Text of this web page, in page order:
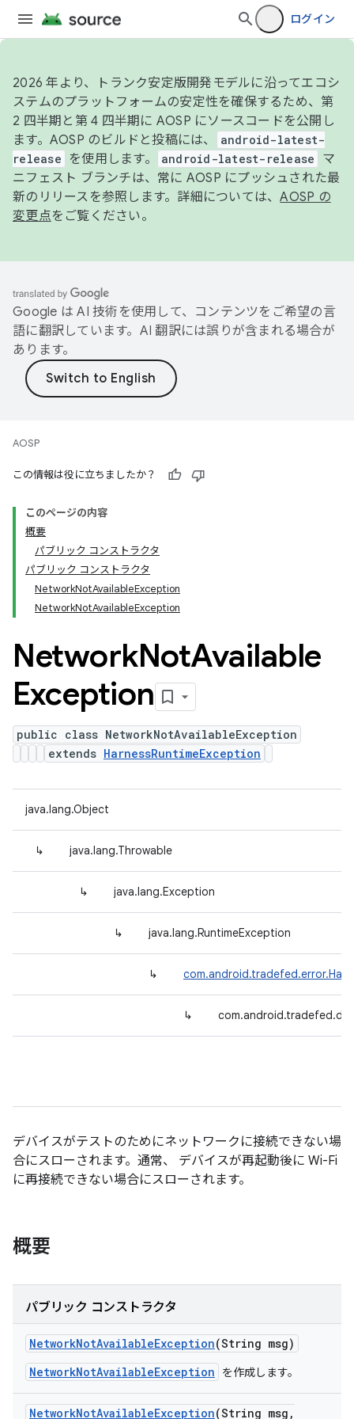
ログイン
2026 年より、トランク安定版開発モデルに沿ってエコシ
ステムのプラットフォームの安定性を確保するため、第
2 四半期と第 4 四半期に AOSP にソースコードを公開し
ます。AOSP のビルドと投稿には、
android-latest-
release
を使用します。 android-latest-release
マ
ニフェスト ブランチは、常に AOSP にプッシュされた最
新のリリースを参照します。詳細については、AOSP の
変更点をご覧ください。
Google は AI 技術を使用して、コンテンツをご希望の言
語に翻訳しています。AI 翻訳には誤りが含まれる場合が
あります。
AOSP
この情報は役に立ちましたか？
このページの内容
概要
パブリック コンストラクタ
パブリック コンストラクタ
NetworkNotAvailableException
NetworkNotAvailableException
NetworkNotAvailable
Exception
public class NetworkNotAvailableException
extends HarnessRuntimeException
java.lang.Object
↳ java.lang.Throwable
↳ java.lang.Exception
↳ java.lang.RuntimeException
↳
↳
デバイスがテストのためにネットワークに接続できない場
合にスローされます。通常、 デバイスが再起動後に Wi-Fi
に再接続できない場合にスローされます。
概要
パブリック コンストラクタ
NetworkNotAvailableException(String msg)
NetworkNotAvailableException
を作成します。
NetworkNotAvailableException(String msg ,